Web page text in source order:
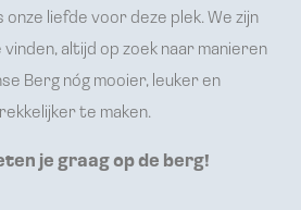
liefde voor deze plek. We zijn
vinden, altijd op zoek naar manieren
Berg nóg mooier, leuker en
te maken.
je graag op de berg!